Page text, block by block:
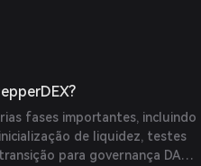
fases importantes, incluindo
de liquidez, testes
para governança DAO.